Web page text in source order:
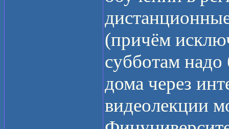
(причём
субботам надо
дома через
видеолекции